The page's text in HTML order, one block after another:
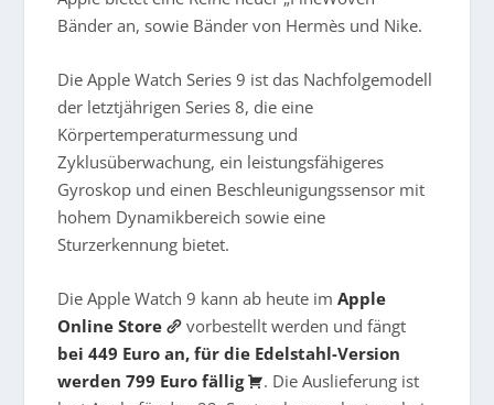
Bänder an, sowie Bänder von Hermès und Nike.
Die Apple Watch Series 9 ist das Nachfolgemodell
der letztjährigen Series 8, die eine
Körpertemperaturmessung und
Zyklusüberwachung, ein leistungsfähigeres
Gyroskop und einen Beschleunigungssensor mit
hohem Dynamikbereich sowie eine
Sturzerkennung bietet.
Die Apple Watch 9 kann ab heute imApple
Online Store
vorbestellt werden und fängt
bei 449 Euro an, für die Edelstahl-Version
werden 799 Euro fällig
. Die Auslieferung ist